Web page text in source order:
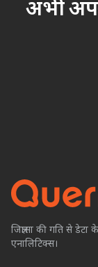
अभी
जिज्ञासा की गति से
एनालिटिक्स।